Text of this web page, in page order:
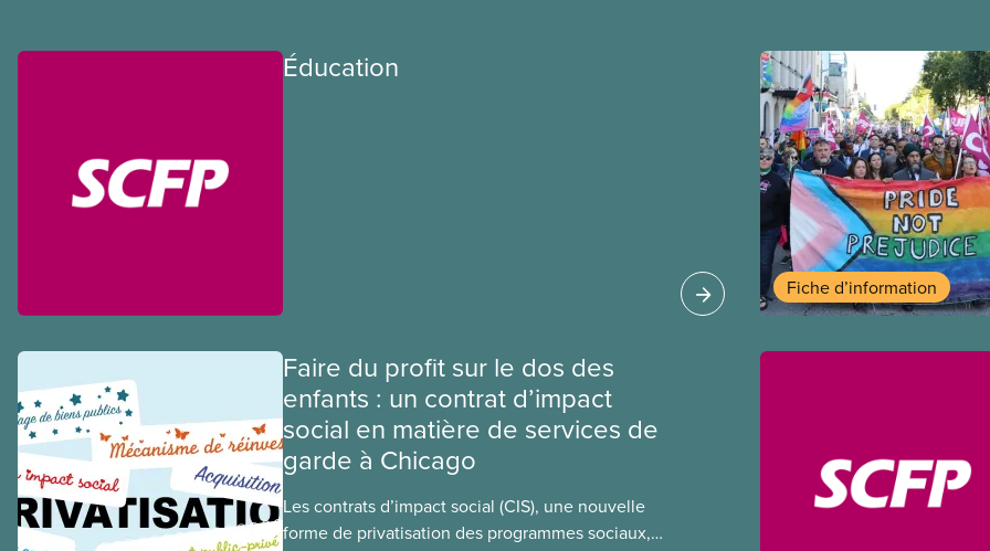
Éducation
Fiche d’information
Faire du profit sur le dos des
enfants : un contrat d’impact
social en matière de services de
garde à Chicago
Les contrats d’impact social (CIS), une nouvelle
forme de privatisation des programmes sociaux,